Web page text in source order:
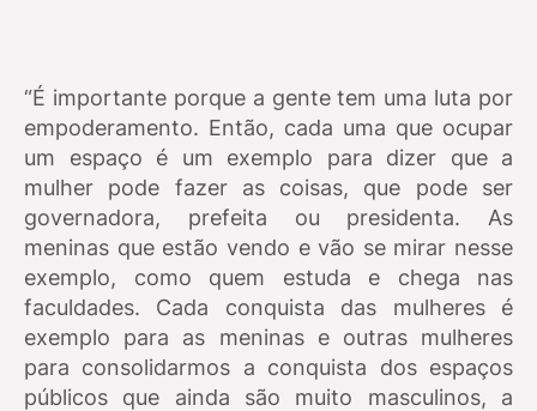
“É importante porque a gente tem uma luta por
empoderamento. Então, cada uma que ocupar
um espaço é um exemplo para dizer que a
mulher pode fazer as coisas, que pode ser
governadora, prefeita ou presidenta. As
meninas que estão vendo e vão se mirar nesse
exemplo, como quem estuda e chega nas
faculdades. Cada conquista das mulheres é
exemplo para as meninas e outras mulheres
para consolidarmos a conquista dos espaços
públicos que ainda são muito masculinos, a